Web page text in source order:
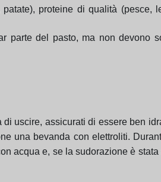
proteine di qualità
parte del pasto, ma non devono
uscire, assicurati di essere ben
una bevanda con elettroliti.
acqua e, se la sudorazione è